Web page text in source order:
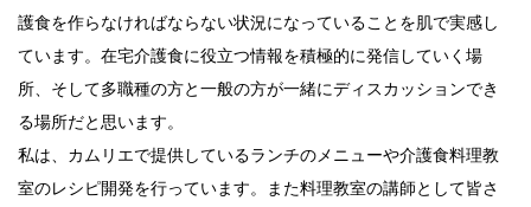
護食を作らなければならない状況になっていることを肌で実感し
ています。在宅介護食に役立つ情報を積極的に発信していく場
所、そして多職種の方と一般の方が一緒にディスカッションでき
る場所だと思います。
私は、カムリエで提供しているランチのメニューや介護食料理教
室のレシピ開発を行っています。また料理教室の講師として皆さ